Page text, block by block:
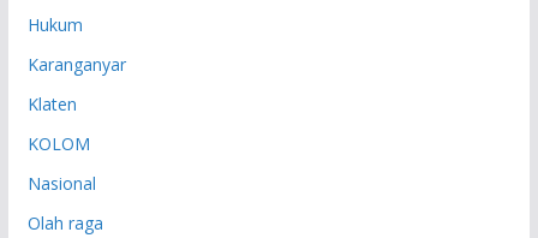
Hukum
Karanganyar
Klaten
KOLOM
Nasional
Olah raga